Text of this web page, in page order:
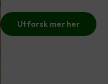
Utforsk mer her